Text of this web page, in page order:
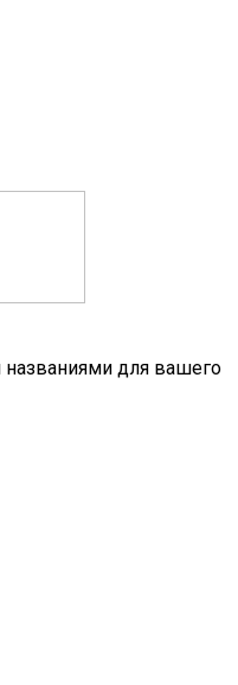
названиями для вашего